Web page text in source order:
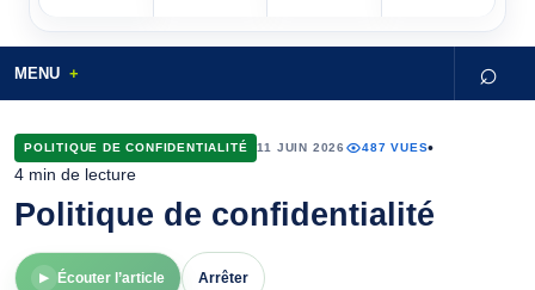
MENU ⌕
POLITIQUE DE CONFIDENTIALITÉ 11 JUIN 2026 487 VUES•
4 min de lecture
Politique de confidentialité
▶ Écouter l’article Arrêter